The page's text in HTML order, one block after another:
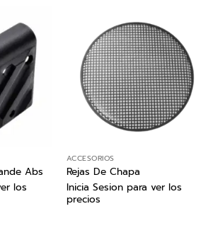
Abs
los
ACCESORIOS
Rejas De Chapa
Inicia Sesion para ver los
precios